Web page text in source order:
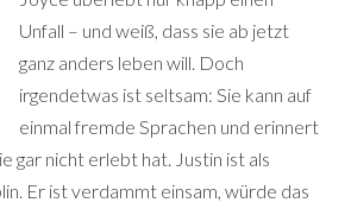
Unfall – und weiß, dass sie ab jetzt
ganz anders leben will. Doch
irgendetwas ist seltsam: Sie kann auf
einmal fremde Sprachen und erinnert
gar nicht erlebt hat. Justin ist als
Er ist verdammt einsam, würde das